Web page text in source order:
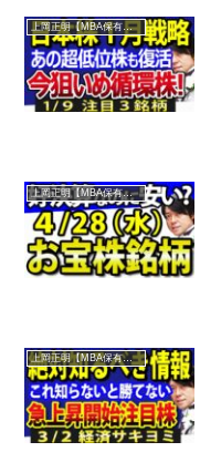
上岡正明【MBA保有の脳科学者】
上岡正明【MBA保有の脳科学者】
上岡正明【MBA保有の脳科学者】